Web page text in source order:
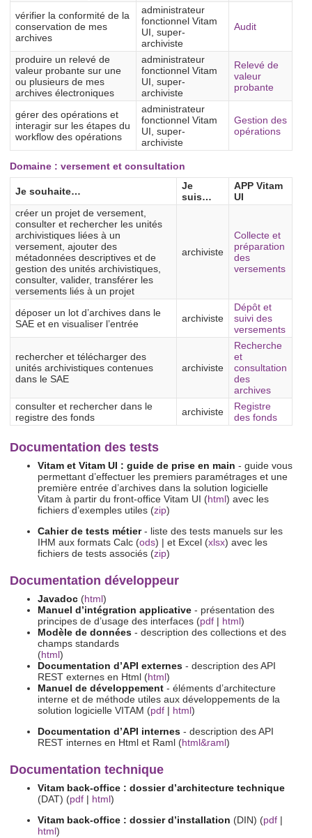
vérifier la conformité de la
conservation de mes
archives
administrateur
fonctionnel Vitam
UI, super-
archiviste
Audit
produire un relevé de
valeur probante sur une
ou plusieurs de mes
archives électroniques
administrateur
fonctionnel Vitam
UI, super-
archiviste
Relevé de
valeur
probante
gérer des opérations et
interagir sur les étapes du
workflow des opérations
administrateur
fonctionnel Vitam
UI, super-
archiviste
Gestion des
opérations
Domaine : versement et consultation
Je souhaite…
Je
suis…
APP Vitam
UI
créer un projet de versement,
consulter et rechercher les unités
archivistiques liées à un
versement, ajouter des
métadonnées descriptives et de
gestion des unités archivistiques,
consulter, valider, transférer les
versements liés à un projet
archiviste
Collecte et
préparation
des
versements
déposer un lot d’archives dans le
SAE et en visualiser l’entrée
archiviste
Dépôt et
suivi des
versements
rechercher et télécharger des
unités archivistiques contenues
dans le SAE
archiviste
Recherche
et
consultation
des
archives
consulter et rechercher dans le
registre des fonds
archiviste
Registre
des fonds
Documentation des tests
Vitam et Vitam UI : guide de prise en main - guide vous
permettant d’effectuer les premiers paramétrages et une
première entrée d’archives dans la solution logicielle
Vitam à partir du front-office Vitam UI (html) avec les
fichiers d’exemples utiles (zip)
Cahier de tests métier- liste des tests manuels sur les
IHM aux formats Calc (ods) | et Excel (xlsx) avec les
fichiers de tests associés (zip)
Documentation développeur
Javadoc (html)
Manuel d’intégration applicative - présentation des
principes de d’usage des interfaces (pdf | html)
Modèle de données - description des collections et des
champs standards
(html)
Documentation d’API externes - description des API
REST externes en Html (html)
Manuel de développement - éléments d’architecture
interne et de méthode utiles aux développements de la
solution logicielle VITAM (pdf | html)
Documentation d’API internes - description des API
REST internes en Html et Raml (html&raml)
Documentation technique
Vitam back-office : dossier d’architecture technique
(DAT) (pdf | html)
Vitam back-office : dossier d’installation (DIN) (pdf |
html)